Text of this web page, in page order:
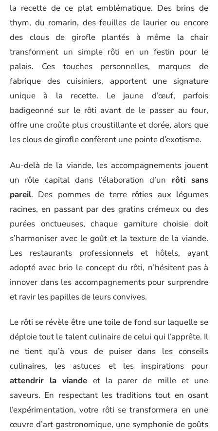
la recette de ce plat emblématique. Des brins de
thym, du romarin, des feuilles de laurier ou encore
des clous de girofle plantés à même la chair
transforment un simple rôti en un festin pour le
palais. Ces touches personnelles, marques de
fabrique des cuisiniers, apportent une signature
unique à la recette. Le jaune d’œuf, parfois
badigeonné sur le rôti avant de le passer au four,
offre une croûte plus croustillante et dorée, alors que
les clous de girofle confèrent une pointe d’exotisme.
Au-delà de la viande, les accompagnements jouent
un rôle capital dans l’élaboration d’un rôti sans
pareil. Des pommes de terre rôties aux légumes
racines, en passant par des gratins crémeux ou des
purées onctueuses, chaque garniture choisie doit
s’harmoniser avec le goût et la texture de la viande.
Les restaurants professionnels et hôtels, ayant
adopté avec brio le concept du rôti, n’hésitent pas à
innover dans les accompagnements pour surprendre
et ravir les papilles de leurs convives.
Le rôti se révèle être une toile de fond sur laquelle se
déploie tout le talent culinaire de celui qui l’apprête. Il
ne tient qu’à vous de puiser dans les conseils
culinaires, les astuces et les inspirations pour
attendrir la viande et la parer de mille et une
saveurs. En respectant les traditions tout en osant
l’expérimentation, votre rôti se transformera en une
œuvre d’art gastronomique, une symphonie de goûts